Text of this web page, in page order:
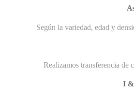
Según la variedad, edad y
Realizamos transferencia de
I &